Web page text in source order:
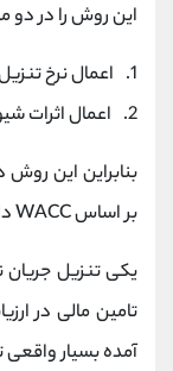
این روش را در دو
1. اعمال نرخ تنزیل مناسب
2. اعمال اثرات شیوه تامین مالی در محاسبات
بر اساس WACC دارد:
یکی تنزیل
تامین مالی در
آمده بسیار